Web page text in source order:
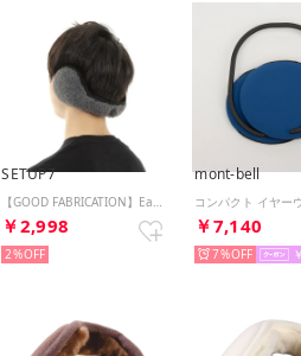
SETUP7
￥2,998
2%
mont-bell
￥7,140
7%